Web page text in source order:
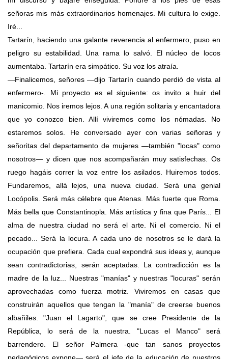
señoras mis más extraordinarios homenajes. Mi cultura lo exige.
Iré...
Tartarín, haciendo una galante reverencia al enfermero, puso en
peligro su estabilidad. Una rama lo salvó. El núcleo de locos
aumentaba. Tartarín era simpático. Su voz los atraía.
—Finalicemos, señores —dijo Tartarín cuando perdió de vista al
enfermero-. Mi proyecto es el siguiente: os invito a huir del
manicomio. Nos iremos lejos. A una región solitaria y encantadora
que yo conozco bien. Allí viviremos como los nómadas. No
estaremos solos. He conversado ayer con varias señoras y
señoritas del departamento de mujeres —también "locas" como
nosotros— y dicen que nos acompañarán muy satisfechas. Os
ruego hagáis correr la voz entre los asilados. Huiremos todos.
Fundaremos, allá lejos, una nueva ciudad. Será una genial
Locópolis. Será más célebre que Atenas. Más fuerte que Roma.
Más bella que Constantinopla. Más artística y fina que París... El
alma de nuestra ciudad no será el arte. Ni el comercio. Ni el
pecado... Será la locura. A cada uno de nosotros se le dará la
ocupación que prefiera. Cada cual expondrá sus ideas y, aunque
sean contradictorias, serán aceptadas. La contradicción es la
madre de la luz... Nuestras "manías" y nuestras "locuras" serán
aprovechadas como fuerza motriz. Viviremos en casas que
construirán aquellos que tengan la "manía" de creerse buenos
albañiles. "Juan el Lagarto", que se cree Presidente de la
República, lo será de la nuestra. "Lucas el Manco" será
barrendero. El señor Palmera -que tan sanos proyectos
pedagógicos expone— será el jefe de la educación de nuestros